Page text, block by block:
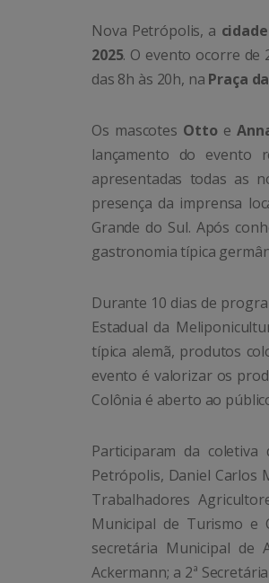
Nova Petrópolis, a
2025. O evento ocorre de
das 8h às 20h, na Praça
Os mascotes Otto e
lançamento do evento
apresentadas todas as
presença da imprensa
Grande do Sul. Após
gastronomia típica
Durante 10 dias de
Estadual da
típica alemã, produtos
evento é valorizar os
Colônia é aberto ao
Participaram da
Petrópolis, Daniel Carlos
Trabalhadores
Municipal de Turismo e
secretária Municipal de
Ackermann; a 2ª